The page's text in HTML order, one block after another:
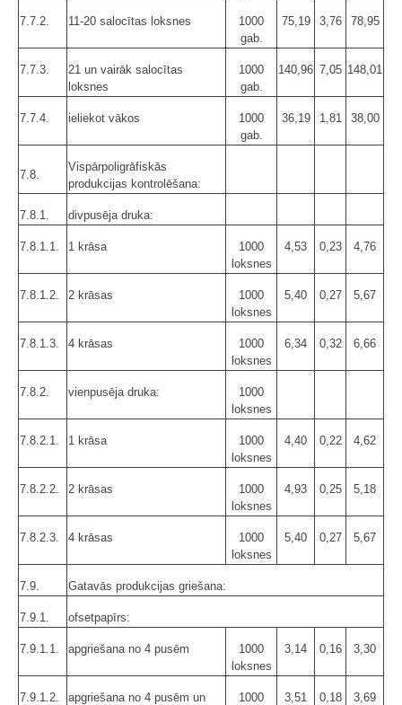
7.7.2. 11-20 salocītas loksnes
1000
gab.
75,19 3,76 78,95
7.7.3.
21 un vairāk salocītas
loksnes
1000
gab.
140,96 7,05 148,01
7.7.4. ieliekot vākos
1000
gab.
36,19 1,81 38,00
7.8.
Vispārpoligrāfiskās
produkcijas kontrolēšana:
7.8.1. divpusēja druka:
7.8.1.1. 1 krāsa
1000
loksnes
4,53 0,23 4,76
7.8.1.2. 2 krāsas
1000
loksnes
5,40 0,27 5,67
7.8.1.3. 4 krāsas
1000
loksnes
6,34 0,32 6,66
7.8.2. vienpusēja druka:
1000
loksnes
7.8.2.1. 1 krāsa
1000
loksnes
4,40 0,22 4,62
7.8.2.2. 2 krāsas
1000
loksnes
4,93 0,25 5,18
7.8.2.3. 4 krāsas
1000
loksnes
5,40 0,27 5,67
7.9. Gatavās produkcijas griešana:
7.9.1. ofsetpapīrs:
7.9.1.1. apgriešana no 4 pusēm
1000
loksnes
3,14 0,16 3,30
7.9.1.2.
apgriešana no 4 pusēm un
1000
3,51 0,18 3,69